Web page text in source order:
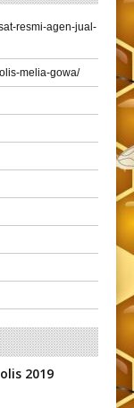
resmi-agen-jual-
melia-gowa/
2019